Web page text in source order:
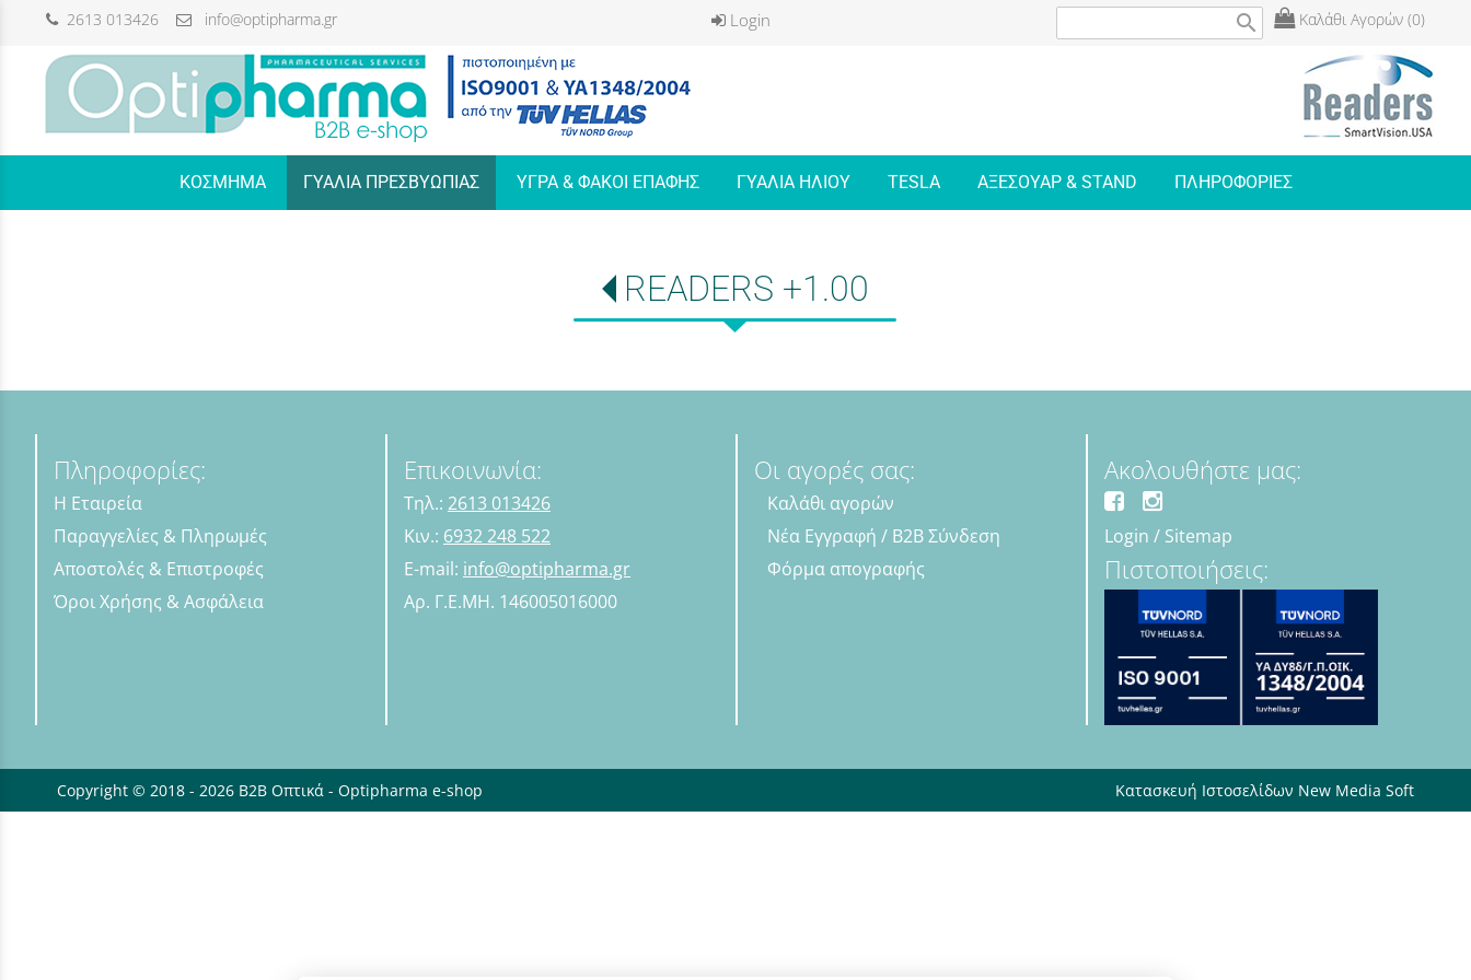
2613 013426 info@optipharma.gr Login Καλάθι Αγορών (0)
search
ΚΟΣΜΗΜΑ ΓΥΑΛΙΑ ΠΡΕΣΒΥΩΠΙΑΣ ΥΓΡΑ & ΦΑΚΟΙ ΕΠΑΦΗΣ ΓΥΑΛΙΑ ΗΛΙΟΥ TESLA ΑΞΕΣΟΥΑΡ & STAND ΠΛΗΡΟΦΟΡΙΕΣ
READERS +1.00
Πληροφορίες:
Η Εταιρεία
Παραγγελίες & Πληρωμές
Αποστολές & Επιστροφές
Όροι Χρήσης & Ασφάλεια
Επικοινωνία:
Τηλ.: 2613 013426
Κιν.: 6932 248 522
E-mail: info@optipharma.gr
Αρ. Γ.Ε.ΜΗ. 146005016000
Οι αγορές σας:
Καλάθι αγορών
Νέα Εγγραφή / B2B Σύνδεση
Φόρμα απογραφής
Ακολουθήστε μας:
Login / Sitemap
Πιστοποιήσεις:
Copyright © 2018 - 2026 B2B Οπτικά - Optipharma e-shop Κατασκευή Ιστοσελίδων New Media Soft